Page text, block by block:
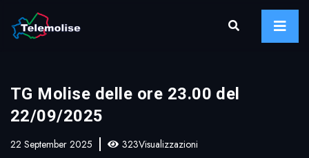
TG Molise delle ore 23.00 del
22/09/2025
22 September 2025 323Visualizzazioni